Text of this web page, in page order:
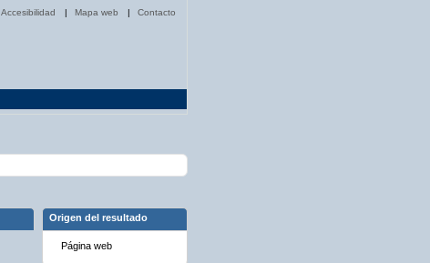
Accesibilidad | Mapa web | Contacto
Origen del resultado
Página web